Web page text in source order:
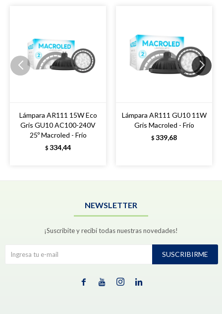
Lámpara AR111 15W Eco
Gris GU10 AC100-240V
25º Macroled - Frío
$ 334,44
Lámpara AR111 GU10 11W
Gris Macroled - Frío
$ 339,68
NEWSLETTER
¡Suscribite y recibí todas nuestras novedades!
SUSCRIBIRME
   